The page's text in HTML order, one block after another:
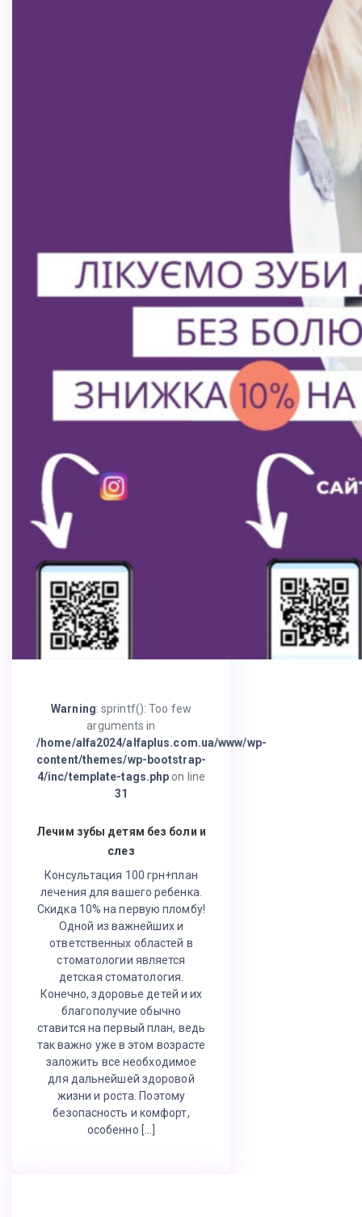
Warning: sprintf(): Too few
arguments in
/home/alfa2024/alfaplus.com.ua/www/wp-
content/themes/wp-bootstrap-
4/inc/template-tags.php on line
31
Лечим зубы детям без боли и
слез
Консультация 100 грн+план
лечения для вашего ребенка.
Скидка 10% на первую пломбу!
Одной из важнейших и
ответственных областей в
стоматологии является
детская стоматология.
Конечно, здоровье детей и их
благополучие обычно
ставится на первый план, ведь
так важно уже в этом возрасте
заложить все необходимое
для дальнейшей здоровой
жизни и роста. Поэтому
безопасность и комфорт,
особенно […]